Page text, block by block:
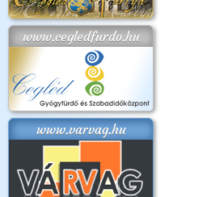
www.cegledfurdo.hu
www.varvag.hu